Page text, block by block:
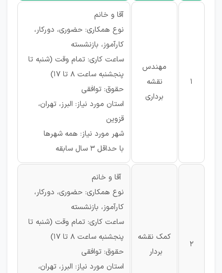
1
مهندس
نقشه
برداری
آقا و خانم
نوع همکاری: حضوری، دورکار،
کارآموز، بازنشسته
ساعت کاری: تمام وقت (شنبه تا
پنجشنبه ساعت 8 تا 17)
حقوق: توافقی
استان مورد نیاز: البرز، تهران،
قزوین
شهر مورد نیاز: همه شهرها
با حداقل 3 سال سابقه
2
کمک نقشه
بردار
آقا و خانم
نوع همکاری: حضوری، دورکار،
کارآموز، بازنشسته
ساعت کاری: تمام وقت (شنبه تا
پنجشنبه ساعت 8 تا 17)
حقوق: توافقی
استان مورد نیاز: البرز، تهران،